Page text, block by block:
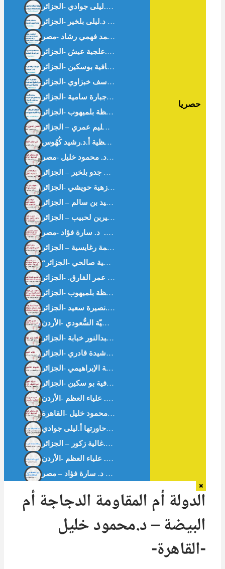
حصريا
في معنى الحافظية أ.د.رشيد كُهُوس
بين التحدي والاستجابة في بلاد المهجر – حوار مع -غالية زكور-أخصائية القلب. حاورتها أ.ليلى جوادي
بين التحدي والاستجابة في بلاد المهجر -د.غالية زكور – الجزائر
الدولة أم المقاومة الدجاجة أم
البيضة – د.محمود خليل
-القاهرة-